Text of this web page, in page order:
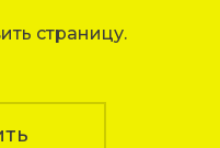
страницу.